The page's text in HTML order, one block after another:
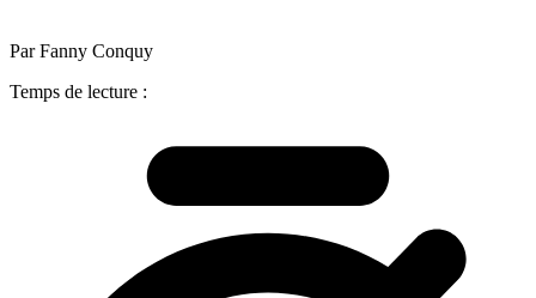
Par Fanny Conquy
Temps de lecture :